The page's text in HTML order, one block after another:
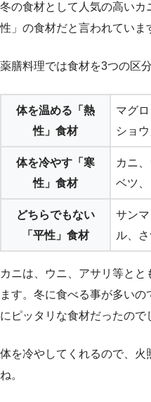
冬の食材として人気の高い
性」の食材だと言われていま
薬膳料理では食材を3つの区
体を温める「熱
性」食材
マグ
ショ
体を冷やす「寒
性」食材
カニ
ベツ
どちらでもない
「平性」食材
サン
ル、
カニは、ウニ、アサリ等と
ます。冬に食べる事が多い
にピッタリな食材だったので
体を冷やしてくれるので、
ね。